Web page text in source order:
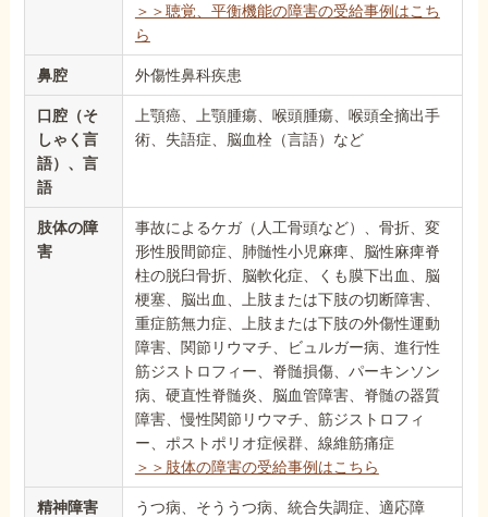
＞＞聴覚、平衡機能の障害の受給事例はこち
ら
鼻腔 外傷性鼻科疾患
口腔（そ
しゃく言
語）、言
語
上顎癌、上顎腫瘍、喉頭腫瘍、喉頭全摘出手
術、失語症、脳血栓（言語）など
肢体の障
害
事故によるケガ（人工骨頭など）、骨折、変
形性股間節症、肺髄性小児麻痺、脳性麻痺脊
柱の脱臼骨折、脳軟化症、くも膜下出血、脳
梗塞、脳出血、上肢または下肢の切断障害、
重症筋無力症、上肢または下肢の外傷性運動
障害、関節リウマチ、ビュルガー病、進行性
筋ジストロフィー、脊髄損傷、パーキンソン
病、硬直性脊髄炎、脳血管障害、脊髄の器質
障害、慢性関節リウマチ、筋ジストロフィ
ー、ポストポリオ症候群、線維筋痛症
＞＞肢体の障害の受給事例はこちら
精神障害
うつ病、そううつ病、統合失調症、適応障